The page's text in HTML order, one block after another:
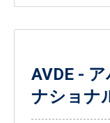
AVDE -
ナショナ